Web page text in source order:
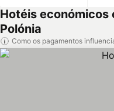
Hotéis económicos
Polónia
Como os pagamentos